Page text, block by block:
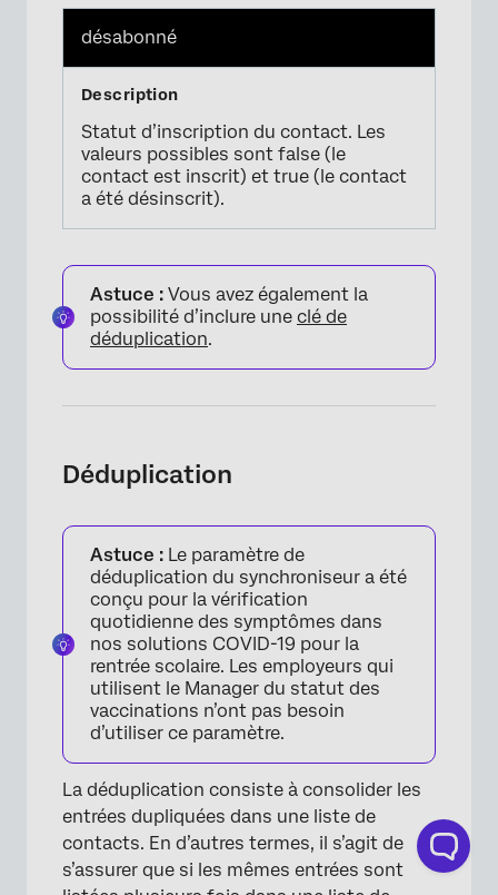
désabonné
Statut d’inscription du contact. Les
valeurs possibles sont false (le
contact est inscrit) et true (le contact
a été désinscrit).
Astuce : Vous avez également la
possibilité d’inclure une clé de
déduplication.
Déduplication
Astuce : Le paramètre de
déduplication du synchroniseur a été
conçu pour la vérification
quotidienne des symptômes dans
nos solutions COVID-19 pour la
rentrée scolaire. Les employeurs qui
utilisent le Manager du statut des
vaccinations n’ont pas besoin
d’utiliser ce paramètre.
La déduplication consiste à consolider les
entrées dupliquées dans une liste de
contacts. En d’autres termes, il s’agit de
s’assurer que si les mêmes entrées sont